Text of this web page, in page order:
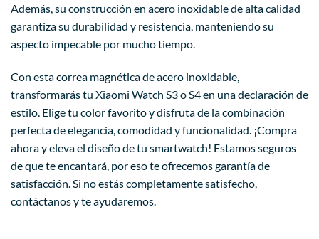
Además, su construcción en acero inoxidable de alta calidad
garantiza su durabilidad y resistencia, manteniendo su
aspecto impecable por mucho tiempo.
Con esta correa magnética de acero inoxidable,
transformarás tu Xiaomi Watch S3 o S4 en una declaración de
estilo. Elige tu color favorito y disfruta de la combinación
perfecta de elegancia, comodidad y funcionalidad. ¡Compra
ahora y eleva el diseño de tu smartwatch! Estamos seguros
de que te encantará, por eso te ofrecemos garantía de
satisfacción. Si no estás completamente satisfecho,
contáctanos y te ayudaremos.